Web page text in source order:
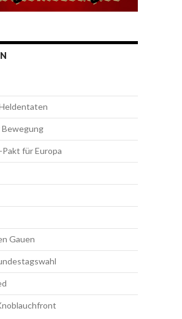
Bewegung
für Europa
Gauen